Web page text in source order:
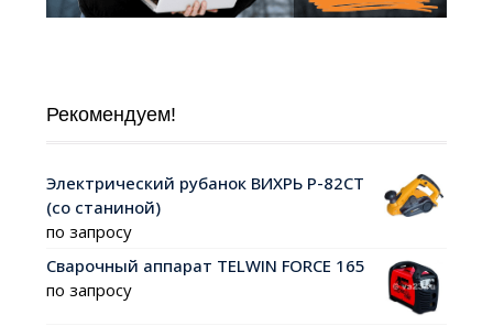
Рекомендуем!
Электрический рубанок ВИХРЬ Р-82СТ
(со станиной)
по запросу
Сварочный аппарат TELWIN FORCE 165
по запросу